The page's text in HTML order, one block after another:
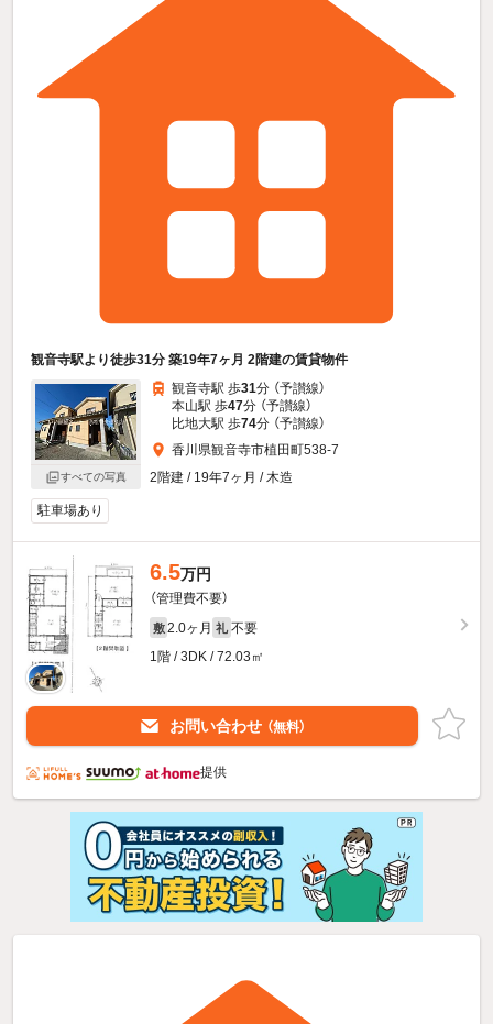
観音寺駅より徒歩31分 築19年7ヶ月 2階建の賃貸物件
すべての写真
観音寺駅 歩31分 （予讃線）
本山駅 歩47分 （予讃線）
比地大駅 歩74分 （予讃線）
香川県観音寺市植田町538-7
2階建 / 19年7ヶ月 / 木造
駐車場あり
6.5万円
（管理費不要）
敷 2.0ヶ月 礼 不要
1階 / 3DK / 72.03㎡
お問い合わせ （無料）
提供